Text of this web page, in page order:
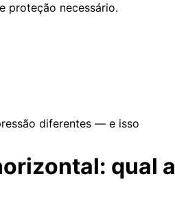
proteção necessário.
diferentes — e isso
qual a